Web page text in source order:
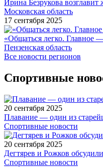
Ирина Безрукова
Московская область
17 сентября 2025
«Общаться легко. Главное
Пензенская область
Все новости регионов
Спортивные
20 сентября 2025
Плавание — один из
Спортивные новости
20 сентября 2025
Дегтярев и Рожков
Спортивные новости